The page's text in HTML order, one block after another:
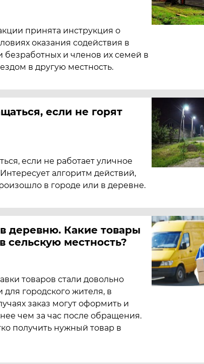
принята инструкция о
оказания содействия в
безработных и членов их семей в
в другую местность.
если не горят
если не работает уличное
алгоритм действий,
в городе или в деревне.
деревню. Какие товары
сельскую местность?
товаров стали довольно
городского жителя, в
заказ могут оформить и
чем за час после обращения.
получить нужный товар в